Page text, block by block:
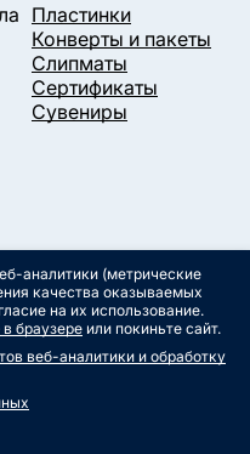
Пластинки
Конверты и пакеты
Слипматы
Сертификаты
Сувениры
данных
аналитики (метрические
качества оказываемых
на их использование.
браузере или покиньте сайт.
веб-аналитики и обработку